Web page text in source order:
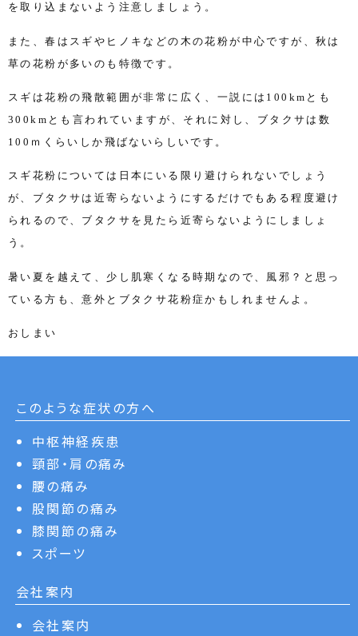
を取り込まないよう注意しましょう。
また、春はスギやヒノキなどの木の花粉が中心ですが、秋は
草の花粉が多いのも特徴です。
スギは花粉の飛散範囲が非常に広く、一説には 100km とも
300km とも言われていますが、それに対し、ブタクサは数
100 ｍくらいしか飛ばないらしいです。
スギ花粉については日本にいる限り避けられないでしょう
が、ブタクサは近寄らないようにするだけでもある程度避け
られるので、ブタクサを見たら近寄らないようにしましょ
う。
暑い夏を越えて、少し肌寒くなる時期なので、風邪？と思っ
ている方も、意外とブタクサ花粉症かもしれませんよ。
おしまい
このような症状の方へ
中枢神経疾患
頸部・肩の痛み
腰の痛み
股関節の痛み
膝関節の痛み
スポーツ
会社案内
会社案内